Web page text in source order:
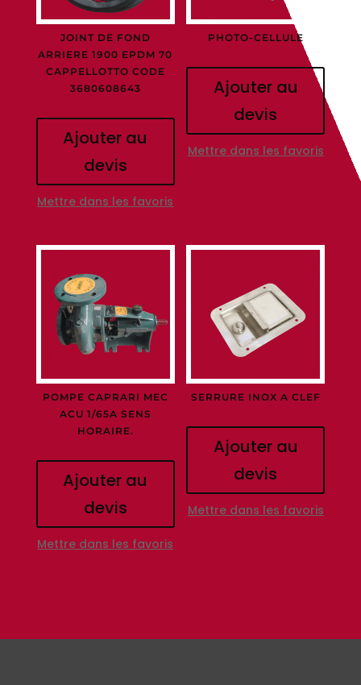
JOINT DE FOND
ARRIERE 1900 EPDM 70
CAPPELLOTTO CODE
3680608643
Ajouter au
devis
Mettre dans les favoris
PHOTO-CELLULE
Ajouter au
devis
Mettre dans les favoris
POMPE CAPRARI MEC
ACU 1/65A SENS
HORAIRE.
Ajouter au
devis
Mettre dans les favoris
SERRURE INOX A CLEF
Ajouter au
devis
Mettre dans les favoris